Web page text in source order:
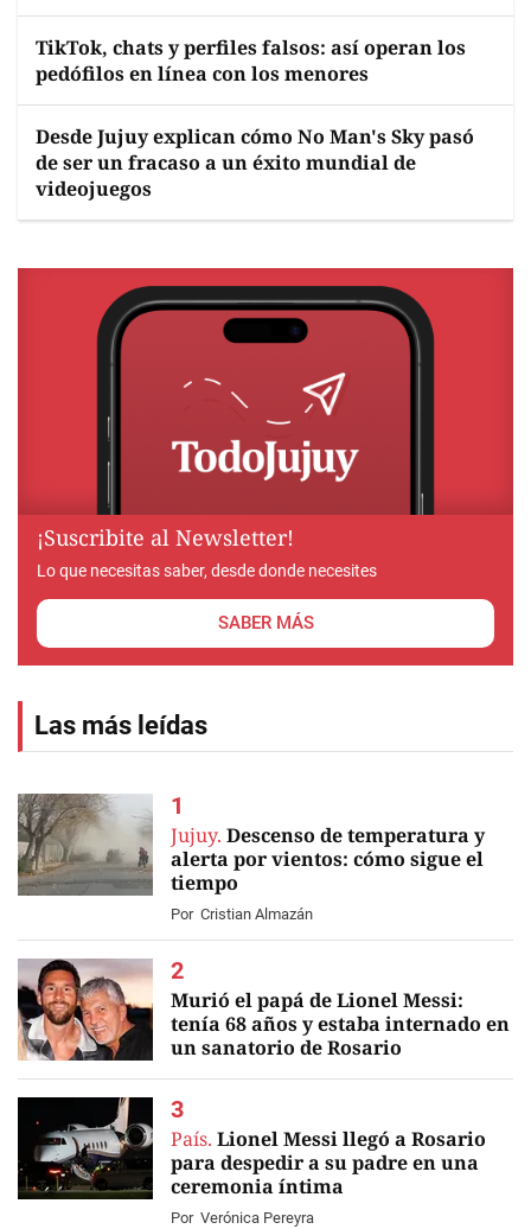
TikTok, chats y perfiles falsos: así operan los
pedófilos en línea con los menores
Desde Jujuy explican cómo No Man's Sky pasó
de ser un fracaso a un éxito mundial de
videojuegos
¡Suscribite al Newsletter!
Lo que necesitas saber, desde donde necesites
SABER MÁS
Las más leídas
Jujuy. Descenso de temperatura y
alerta por vientos: cómo sigue el
tiempo
Por Cristian Almazán
EN VIVO
Murió el papá de Lionel Messi:
tenía 68 años y estaba internado en
un sanatorio de Rosario
País. Lionel Messi llegó a Rosario
para despedir a su padre en una
ceremonia íntima
Por Verónica Pereyra